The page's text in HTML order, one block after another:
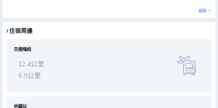
展開
住宿周邊
交通樞紐
12.4公里
6.9公里
地鐵站